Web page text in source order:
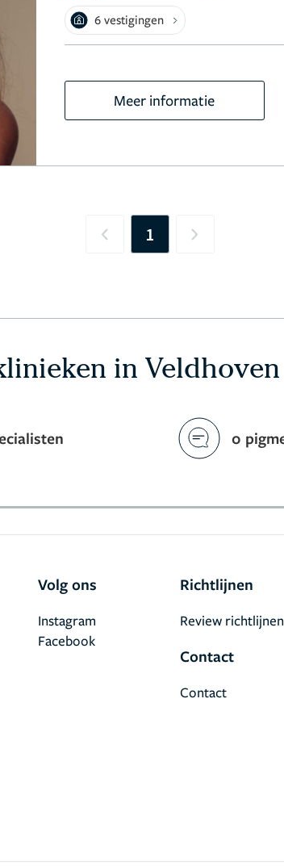
6 vestigingen
Meer informatie
Previous
1 Next
in Veldhoven
0
Volg ons
Facebook
Instagram
Richtlijnen
Review richtlijnen
Contact
Contact